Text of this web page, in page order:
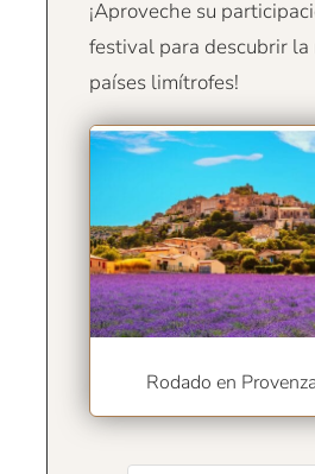
¡Aproveche su
festival para descubrir la
países limítrofes!
Rodado en